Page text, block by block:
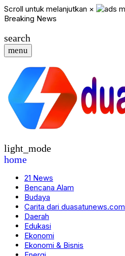
Scroll untuk melanjutkan ×
Breaking News
search
menu
light_mode
home
21 News
Bencana Alam
Budaya
Carita dari duasatunews.com
Daerah
Edukasi
Ekonomi
Ekonomi & Bisnis